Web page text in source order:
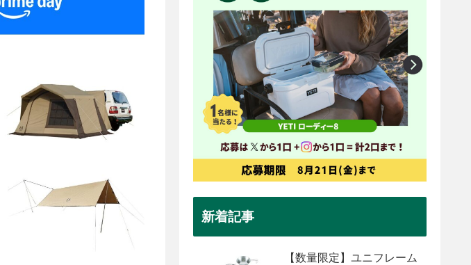
新着記事
【数量限定】ユニフレーム